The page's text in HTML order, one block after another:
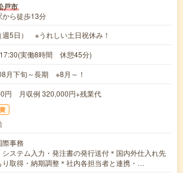
戸市
から徒歩13分
週5日） ※うれしい土日祝休み！
実働8時間 休憩45分)
月下旬～長期 ※8月～！
円 月収例 320,000円+残業代
際事務
システム入力・発注書の発行送付＊国内外仕入れ先
り取得・納期調整＊社内各担当者と連携・…